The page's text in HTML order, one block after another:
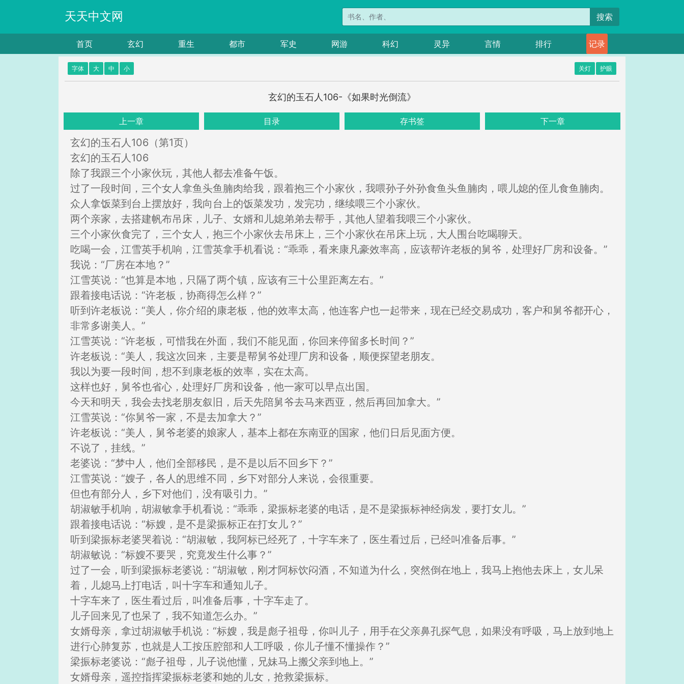
天天中文网 搜索
首页 玄幻 重生 都市 军史 网游 科幻 灵异 言情 排行 记录
字体 大 中 小 关灯 护眼
玄幻的玉石人106-《如果时光倒流》
上一章 目录 存书签 下一章
玄幻的玉石人106（第1页）
玄幻的玉石人106
除了我跟三个小家伙玩，其他人都去准备午饭。
过了一段时间，三个女人拿鱼头鱼腩肉给我，跟着抱三个小家伙，我喂孙子外孙食鱼头鱼腩肉，喂儿媳的侄儿食鱼腩肉。
众人拿饭菜到台上摆放好，我向台上的饭菜发功，发完功，继续喂三个小家伙。
两个亲家，去搭建帆布吊床，儿子、女婿和儿媳弟弟去帮手，其他人望着我喂三个小家伙。
三个小家伙食完了，三个女人，抱三个小家伙去吊床上，三个小家伙在吊床上玩，大人围台吃喝聊天。
吃喝一会，江雪英手机响，江雪英拿手机看说：“乖乖，看来康凡豪效率高，应该帮许老板的舅爷，处理好厂房和设备。”
我说：“厂房在本地？”
江雪英说：“也算是本地，只隔了两个镇，应该有三十公里距离左右。”
跟着接电话说：“许老板，协商得怎么样？”
听到许老板说：“美人，你介绍的康老板，他的效率太高，他连客户也一起带来，现在已经交易成功，客户和舅爷都开心，
非常多谢美人。”
江雪英说：“许老板，可惜我在外面，我们不能见面，你回来停留多长时间？”
许老板说：“美人，我这次回来，主要是帮舅爷处理厂房和设备，顺便探望老朋友。
我以为要一段时间，想不到康老板的效率，实在太高。
这样也好，舅爷也省心，处理好厂房和设备，他一家可以早点出国。
今天和明天，我会去找老朋友叙旧，后天先陪舅爷去马来西亚，然后再回加拿大。”
江雪英说：“你舅爷一家，不是去加拿大？”
许老板说：“美人，舅爷老婆的娘家人，基本上都在东南亚的国家，他们日后见面方便。
不说了，挂线。”
老婆说：“梦中人，他们全部移民，是不是以后不回乡下？”
江雪英说：“嫂子，各人的思维不同，乡下对部分人来说，会很重要。
但也有部分人，乡下对他们，没有吸引力。”
胡淑敏手机响，胡淑敏拿手机看说：“乖乖，梁振标老婆的电话，是不是梁振标神经病发，要打女儿。”
跟着接电话说：“标嫂，是不是梁振标正在打女儿？”
听到梁振标老婆哭着说：“胡淑敏，我阿标已经死了，十字车来了，医生看过后，已经叫准备后事。”
胡淑敏说：“标嫂不要哭，究竟发生什么事？”
过了一会，听到梁振标老婆说：“胡淑敏，刚才阿标饮闷酒，不知道为什么，突然倒在地上，我马上抱他去床上，女儿呆
着，儿媳马上打电话，叫十字车和通知儿子。
十字车来了，医生看过后，叫准备后事，十字车走了。
儿子回来见了也呆了，我不知道怎么办。”
女婿母亲，拿过胡淑敏手机说：“标嫂，我是彪子祖母，你叫儿子，用手在父亲鼻孔探气息，如果没有呼吸，马上放到地上
进行心肺复苏，也就是人工按压腔部和人工呼吸，你儿子懂不懂操作？”
梁振标老婆说：“彪子祖母，儿子说他懂，兄妹马上搬父亲到地上。”
女婿母亲，遥控指挥梁振标老婆和她的儿女，抢救梁振标。